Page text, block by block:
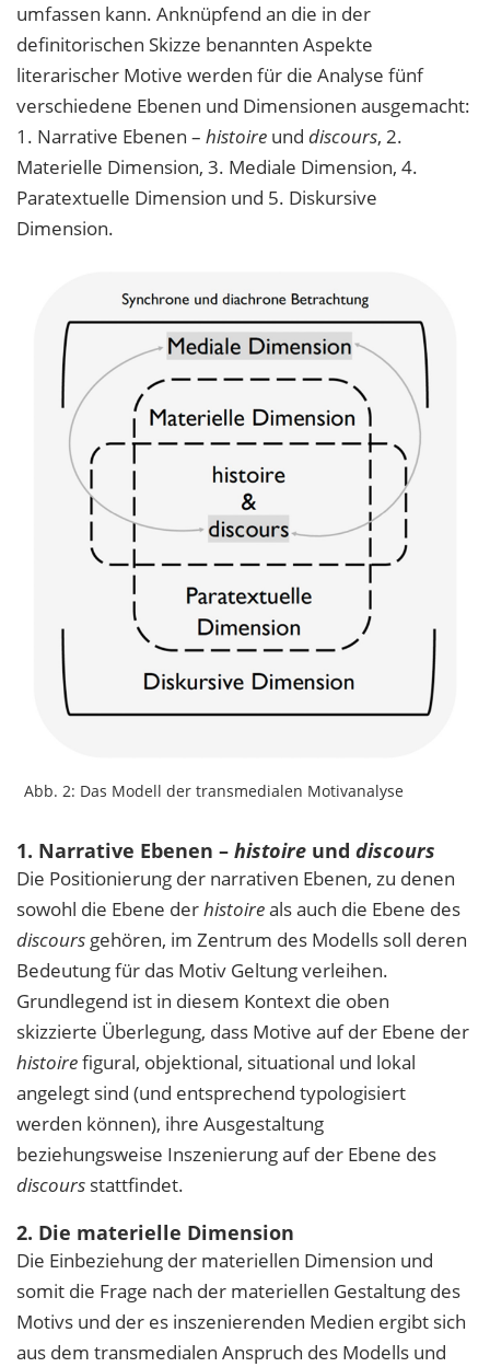
umfassen kann. Anknüpfend an die in der
definitorischen Skizze benannten Aspekte
literarischer Motive werden für die Analyse fünf
verschiedene Ebenen und Dimensionen ausgemacht:
1. Narrative Ebenen – histoire und discours, 2.
Materielle Dimension, 3. Mediale Dimension, 4.
Paratextuelle Dimension und 5. Diskursive
Dimension.
Abb. 2: Das Modell der transmedialen Motivanalyse
1. Narrative Ebenen – histoire und discours
Die Positionierung der narrativen Ebenen, zu denen
sowohl die Ebene derhistoireals auch die Ebene des
discours gehören, im Zentrum des Modells soll deren
Bedeutung für das Motiv Geltung verleihen.
Grundlegend ist in diesem Kontext die oben
skizzierte Überlegung, dass Motive auf der Ebene der
histoirefigural, objektional, situational und lokal
angelegt sind (und entsprechend typologisiert
werden können), ihre Ausgestaltung
beziehungsweise Inszenierung auf der Ebene des
discours stattfindet.
2. Die materielle Dimension
Die Einbeziehung der materiellen Dimension und
somit die Frage nach der materiellen Gestaltung des
Motivs und der es inszenierenden Medien ergibt sich
aus dem transmedialen Anspruch des Modells und